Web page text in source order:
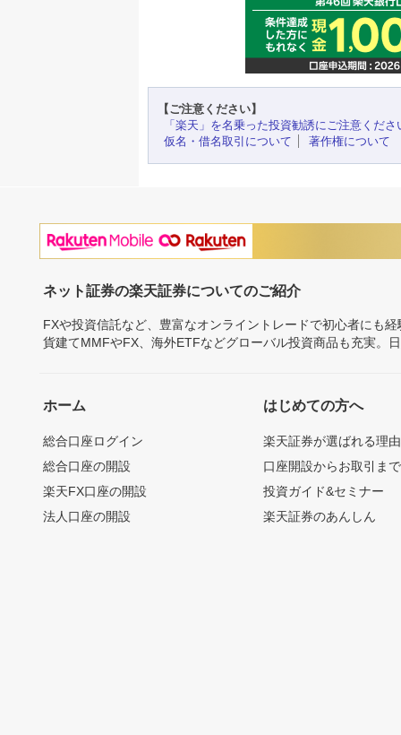
【ご注意ください】
「楽天」を名乗った投資勧誘にご注意くださ
仮名・借名取引について
著作権について
ネット証券の楽天証券についてのご紹介
FXや投資信託など、豊富なオンライントレードで初心者にも
貨建てMMFやFX、海外ETFなどグローバル投資商品も充実。
ホーム
総合口座ログイン
総合口座の開設
楽天FX口座の開設
法人口座の開設
はじめての方へ
楽天証券が選ばれる理由
口座開設からお取引ま
投資ガイド&セミナー
楽天証券のあんしん